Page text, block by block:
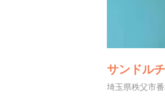
サンドル
埼玉県秩父市